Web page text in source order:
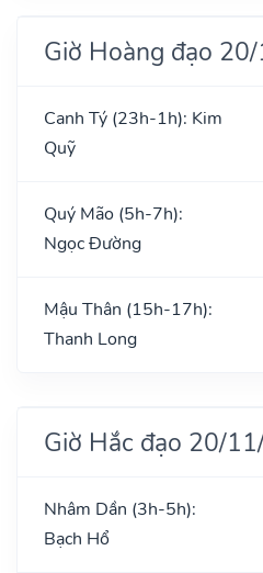
Giờ Hoàng đạo
Canh Tý (23h-1h): Kim
Quỹ
Quý Mão (5h-7h):
Ngọc Đường
Mậu Thân (15h-17h):
Thanh Long
Giờ Hắc đạo 20/
Nhâm Dần (3h-5h):
Bạch Hổ